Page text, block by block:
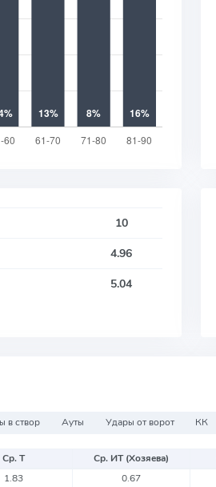
10
4.96
5.04
в створ Ауты Удары от ворот КК
Ср. Т Ср. ИТ (Хозяева)
1.83 0.67